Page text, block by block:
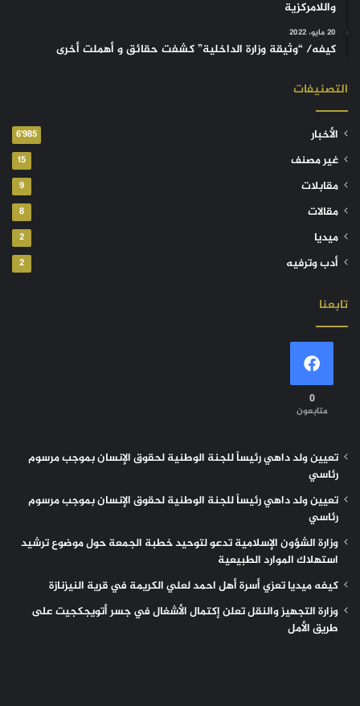
واللامركزية
20 مايو، 2022
كيفه/ “وثيقة وزارة الداخلية” كشفت حقائق و أهملت أخرى
التصنيفات
الأخبار 6٬985
غير مصنف 15
مقابلات 9
مقالات 8
ميديا 2
أدب وترفيه 2
تابعنا
0
متابعون
تعيين ولد داهي رئيساً للجنة الوطنية لحقوق الإنسان بموجب مرسوم
رئاسي
تعيين ولد داهي رئيساً للجنة الوطنية لحقوق الإنسان بموجب مرسوم
رئاسي
وزارة الشؤون الإسلامية تدعو لتوحيد خطبة الجمعة حول موضوع ترشيد
استهلاك الموارد الطبيعية
كيفه ميديا تعزي أسرة أهل احمد لعلي الكريمة في قرية النيزنازة
وزارة التجهيز والنقل تعلن إكتمال الأشغال في جسر أتويجكجيت على
طريق الأمل